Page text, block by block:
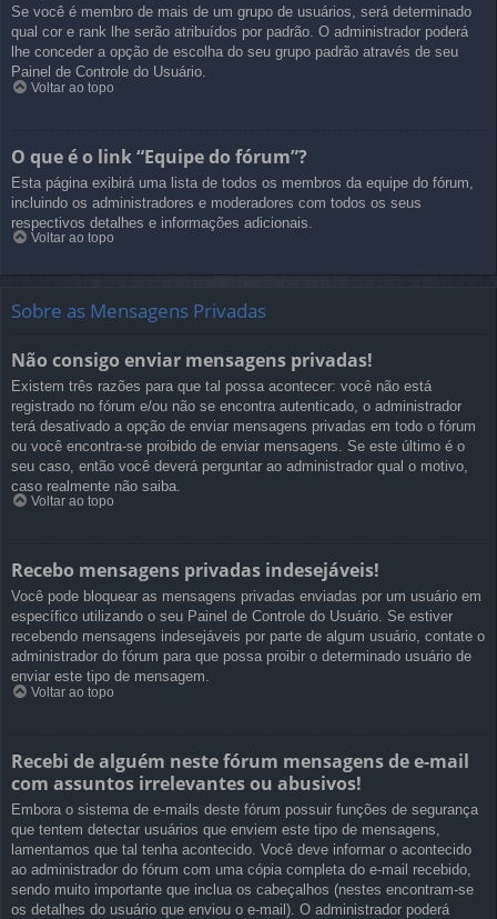
Se você é membro de mais de um grupo de usuários, será determinado
qual cor e rank lhe serão atribuídos por padrão. O administrador poderá
lhe conceder a opção de escolha do seu grupo padrão através de seu
Painel de Controle do Usuário.
Voltar ao topo
O que é o link “Equipe do fórum”?
Esta página exibirá uma lista de todos os membros da equipe do fórum,
incluindo os administradores e moderadores com todos os seus
respectivos detalhes e informações adicionais.
Voltar ao topo
Sobre as Mensagens Privadas
Não consigo enviar mensagens privadas!
Existem três razões para que tal possa acontecer: você não está
registrado no fórum e/ou não se encontra autenticado, o administrador
terá desativado a opção de enviar mensagens privadas em todo o fórum
ou você encontra-se proibido de enviar mensagens. Se este último é o
seu caso, então você deverá perguntar ao administrador qual o motivo,
caso realmente não saiba.
Voltar ao topo
Recebo mensagens privadas indesejáveis!
Você pode bloquear as mensagens privadas enviadas por um usuário em
específico utilizando o seu Painel de Controle do Usuário. Se estiver
recebendo mensagens indesejáveis por parte de algum usuário, contate o
administrador do fórum para que possa proibir o determinado usuário de
enviar este tipo de mensagem.
Voltar ao topo
Recebi de alguém neste fórum mensagens de e-mail
com assuntos irrelevantes ou abusivos!
Embora o sistema de e-mails deste fórum possuir funções de segurança
que tentem detectar usuários que enviem este tipo de mensagens,
lamentamos que tal tenha acontecido. Você deve informar o acontecido
ao administrador do fórum com uma cópia completa do e-mail recebido,
sendo muito importante que inclua os cabeçalhos (nestes encontram-se
os detalhes do usuário que enviou o e-mail). O administrador poderá